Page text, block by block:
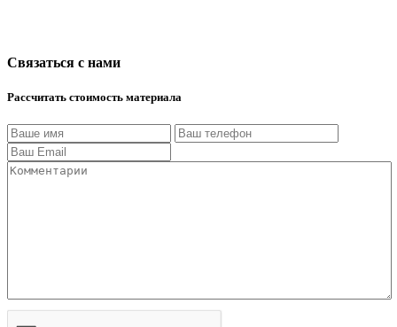
Связаться с нами
Рассчитать стоимость материала